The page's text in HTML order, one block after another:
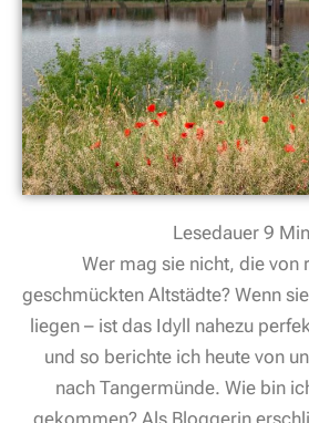
Lesedauer 9
Wer mag sie nicht, die von
geschmückten Altstädte? Wenn
liegen – ist das Idyll nahezu
und so berichte ich heute von
nach Tangermünde. Wie bin
gekommen? Als Bloggerin